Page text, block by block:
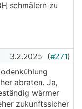
schmälern zu
3.2.2025 (#271)
abraten. Ja,
wärmer
zukunftssicher